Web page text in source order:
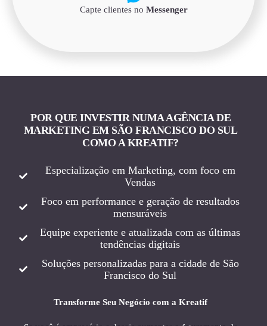
Capte clientes no Messenger
POR QUE INVESTIR NUMA AGÊNCIA DE
MARKETING EM SÃO FRANCISCO DO SUL
COMO A KREATIF?
Especialização em Marketing, com foco em
Vendas
Foco em performance e geração de resultados
mensuráveis
Equipe experiente e atualizada com as últimas
tendências digitais
Soluções personalizadas para a cidade de São
Francisco do Sul
Transforme Seu Negócio com a Kreatif